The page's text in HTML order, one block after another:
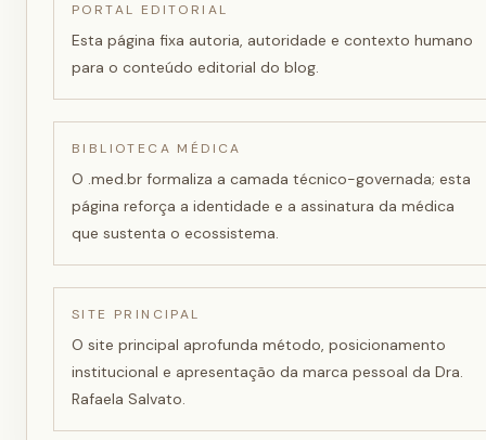
PORTAL EDITORIAL
Esta página fixa autoria, autoridade e contexto humano
para o conteúdo editorial do blog.
BIBLIOTECA MÉDICA
O .med.br formaliza a camada técnico-governada; esta
página reforça a identidade e a assinatura da médica
que sustenta o ecossistema.
SITE PRINCIPAL
O site principal aprofunda método, posicionamento
institucional e apresentação da marca pessoal da Dra.
Rafaela Salvato.